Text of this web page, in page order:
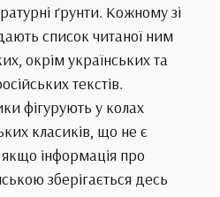
ґрунти. Кожному зі
список читаної ним
окрім українських та
текстів.
фігурують у колах
класиків, що не є
інформація про
зберігається десь